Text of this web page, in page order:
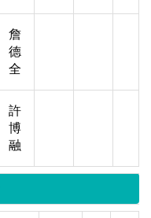
詹
德
全
許
博
融